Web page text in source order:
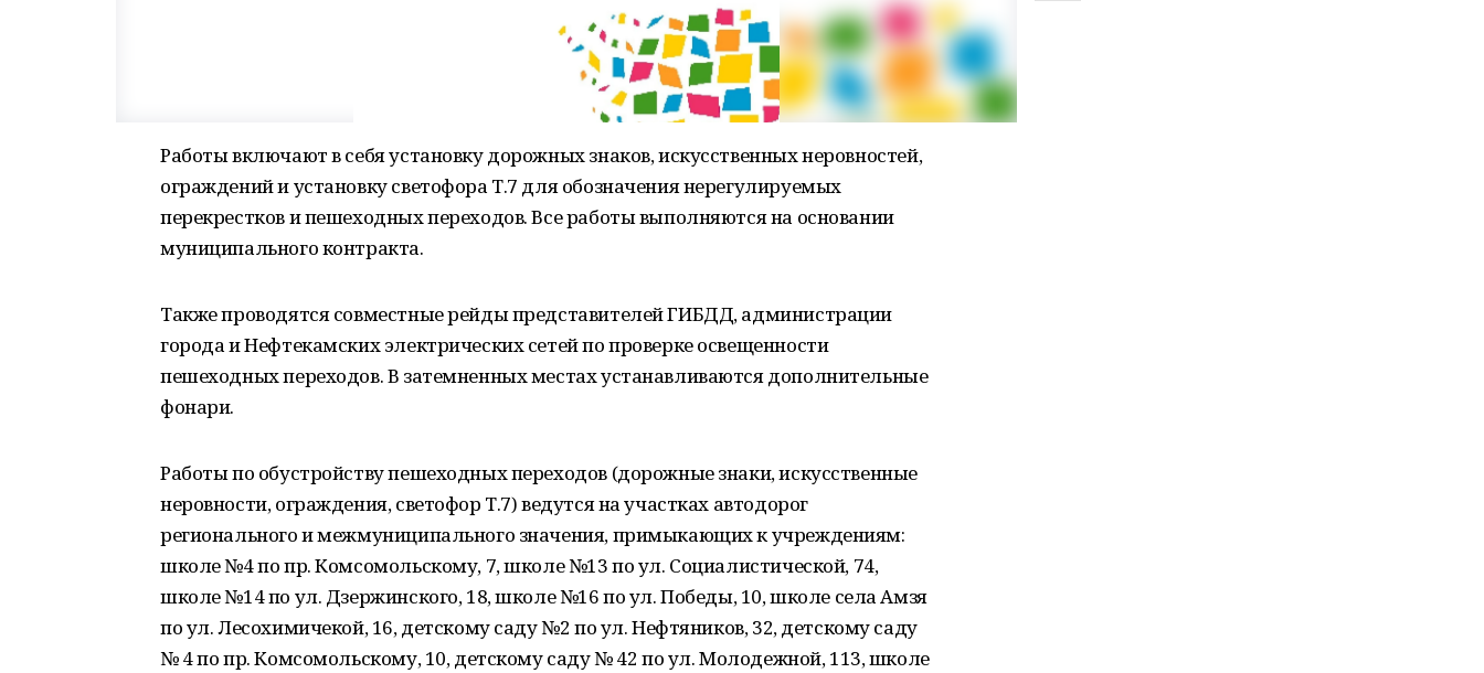
Работы включают в себя установку дорожных знаков, искусственных неровностей,
ограждений и установку светофора Т.7 для обозначения нерегулируемых
перекрестков и пешеходных переходов. Все работы выполняются на основании
муниципального контракта.
Также проводятся совместные рейды представителей ГИБДД, администрации
города и Нефтекамских электрических сетей по проверке освещенности
пешеходных переходов. В затемненных местах устанавливаются дополнительные
фонари.
Работы по обустройству пешеходных переходов (дорожные знаки, искусственные
неровности, ограждения, светофор Т.7) ведутся на участках автодорог
регионального и межмуниципального значения, примыкающих к учреждениям:
школе №4 по пр. Комсомольскому, 7, школе №13 по ул. Социалистической, 74,
школе №14 по ул. Дзержинского, 18, школе №16 по ул. Победы, 10, школе села Амзя
по ул. Лесохимичекой, 16, детскому саду №2 по ул. Нефтяников, 32, детскому саду
№ 4 по пр. Комсомольскому, 10, детскому саду № 42 по ул. Молодежной, 113, школе